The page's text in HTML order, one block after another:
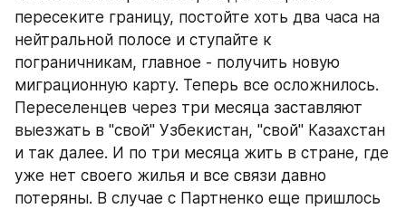
пересеките границу, постойте хоть два часа на
нейтральной полосе и ступайте к
пограничникам, главное - получить новую
миграционную карту. Теперь все осложнилось.
Переселенцев через три месяца заставляют
выезжать в "свой" Узбекистан, "свой" Казахстан
и так далее. И по три месяца жить в стране, где
уже нет своего жилья и все связи давно
потеряны. В случае с Партненко еще пришлось